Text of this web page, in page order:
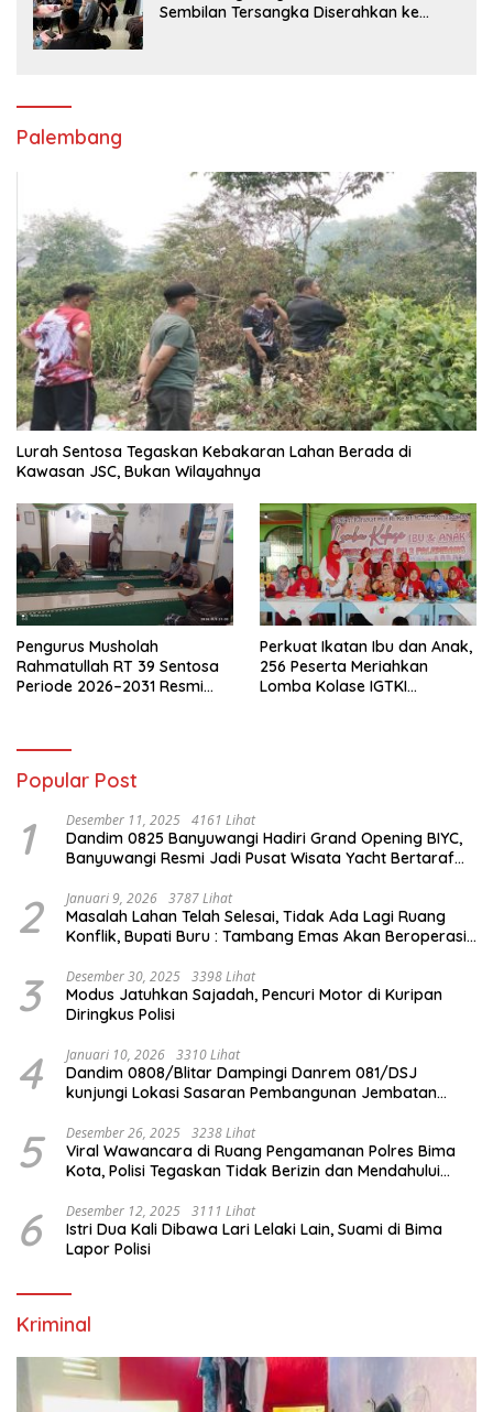
Sembilan Tersangka Diserahkan ke
Palembang
Lurah Sentosa Tegaskan Kebakaran Lahan Berada di
Kawasan JSC, Bukan Wilayahnya
Pengurus Musholah
Rahmatullah RT 39 Sentosa
Periode 2026–2031 Resmi
Perkuat Ikatan Ibu dan Anak,
256 Peserta Meriahkan
Lomba Kolase IGTKI
Popular Post
1 Desember 11, 2025 4161 Lihat
Dandim 0825 Banyuwangi Hadiri Grand Opening BIYC,
Banyuwangi Resmi Jadi Pusat Wisata Yacht Bertaraf
2 Januari 9, 2026 3787 Lihat
Masalah Lahan Telah Selesai, Tidak Ada Lagi Ruang
Konflik, Bupati Buru : Tambang Emas Akan Beroperasi
3 Desember 30, 2025 3398 Lihat
Modus Jatuhkan Sajadah, Pencuri Motor di Kuripan
Diringkus Polisi
4 Januari 10, 2026 3310 Lihat
Dandim 0808/Blitar Dampingi Danrem 081/DSJ
kunjungi Lokasi Sasaran Pembangunan Jembatan
5 Desember 26, 2025 3238 Lihat
Viral Wawancara di Ruang Pengamanan Polres Bima
Kota, Polisi Tegaskan Tidak Berizin dan Mendahului
6 Desember 12, 2025 3111 Lihat
Istri Dua Kali Dibawa Lari Lelaki Lain, Suami di Bima
Lapor Polisi
Kriminal